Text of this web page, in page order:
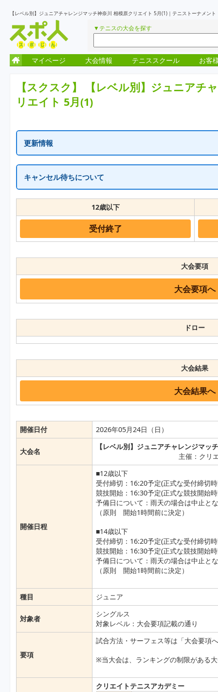
【レベル別】ジュニアチャレンジマッチ神奈川 相模原クリエイト 5月(1)｜テニストーナメン
▼テニスの大会を探す
マイページ 大会情報 テニススクール お客
【スクスク】
【レベル別】ジュニアチ
リエイト 5月(1)
更新情報
キャンセル待ちについて
繰り上がりがでた場合に、随時受付が再開となります。
12歳以下
受付終了
大会要項
大会要項へ
ドロー
大会結果
大会結果へ
開催日付 2026年05月24日（日）
大会名
【レベル別】ジュニアチャレンジマ
主催：クリ
開催日程
■12歳以下
受付締切：16:20予定(正式な受付締切
競技開始：16:30予定(正式な競技開始
予備日について：雨天の場合は中止と
（原則 開始1時間前に決定）
■14歳以下
受付締切：16:20予定(正式な受付締切
競技開始：16:30予定(正式な競技開始
予備日について：雨天の場合は中止と
（原則 開始1時間前に決定）
種目 ジュニア
対象者
シングルス
対象レベル：大会要項記載の通り
要項
試合方法・サーフェス等は「大会要項
※当大会は、ランキングの制限がある
クリエイトテニスアカデミー